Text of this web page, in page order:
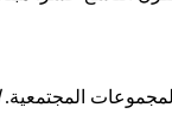
المجتمعية.